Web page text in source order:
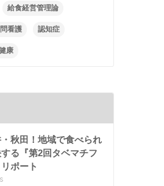
給食経営管理論
看護 認知症
康
秋田！地域で食べられ
る『第2回タベマチフ
ポート